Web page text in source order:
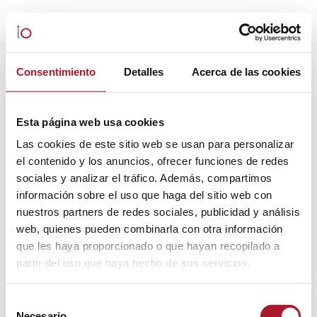
Consentimiento Detalles Acerca de las cookies
Esta página web usa cookies
Las cookies de este sitio web se usan para personalizar
el contenido y los anuncios, ofrecer funciones de redes
sociales y analizar el tráfico. Además, compartimos
información sobre el uso que haga del sitio web con
nuestros partners de redes sociales, publicidad y análisis
web, quienes pueden combinarla con otra información
que les haya proporcionado o que hayan recopilado a
partir del uso que haya hecho de sus servicios.
ARCHIVOS DIARIOS:14 MARZO,
2025
Estás aquí: